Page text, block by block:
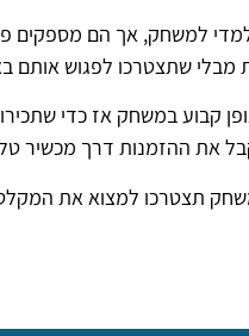
למשחק, אך הם מספקים
שתצטרכו לפגוש אותם
קבוע במשחק אז כדי
את ההזמנות דרך מכשיר
תצטרכו למצוא את